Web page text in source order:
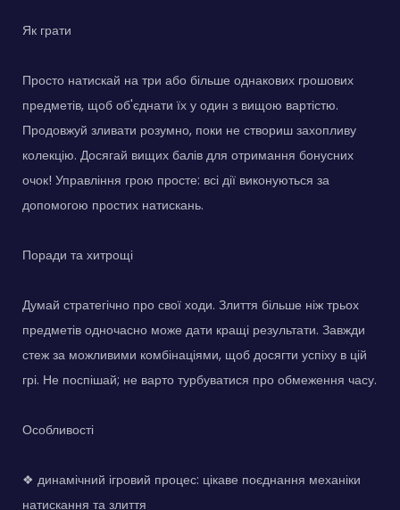
Як грати
Просто натискай на три або більше однакових грошових
предметів, щоб об'єднати їх у один з вищою вартістю.
Продовжуй зливати розумно, поки не створиш захопливу
колекцію. Досягай вищих балів для отримання бонусних
очок! Управління грою просте: всі дії виконуються за
допомогою простих натискань.
Поради та хитрощі
Думай стратегічно про свої ходи. Злиття більше ніж трьох
предметів одночасно може дати кращі результати. Завжди
стеж за можливими комбінаціями, щоб досягти успіху в цій
грі. Не поспішай; не варто турбуватися про обмеження часу.
Особливості
❖ динамічний ігровий процес: цікаве поєднання механіки
натискання та злиття